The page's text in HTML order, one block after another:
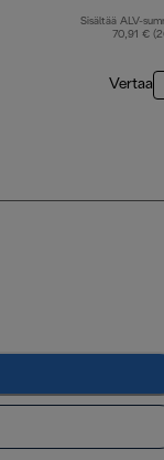
Sisältää ALV-
70,91 €
Vertaa